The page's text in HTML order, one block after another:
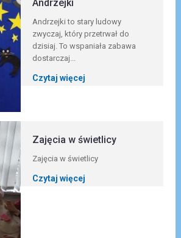
Andrzejki
Andrzejki to stary ludowy
zwyczaj, który przetrwał do
dzisiaj. To wspaniała zabawa
dostarczaj...
Czytaj więcej
Zajęcia w świetlicy
Zajęcia w świetlicy
Czytaj więcej